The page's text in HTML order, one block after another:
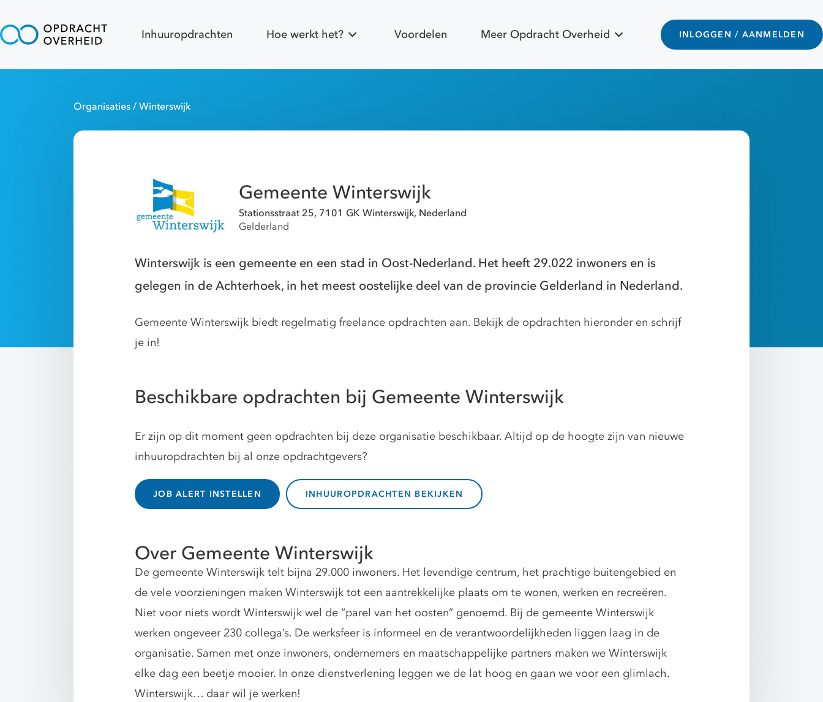
Inhuuropdrachten Hoe werkt het? Voordelen Meer Opdracht Overheid INLOGGEN / AANMELDEN
Organisaties/ Winterswijk
Gemeente Winterswijk
Stationsstraat 25, 7101 GK Winterswijk, Nederland
Gelderland
Winterswijk is een gemeente en een stad in Oost-Nederland. Het heeft 29.022 inwoners en is
gelegen in de Achterhoek, in het meest oostelijke deel van de provincie Gelderland in Nederland.
Gemeente Winterswijk biedt regelmatig freelance opdrachten aan. Bekijk de opdrachten hieronder en schrijf
je in!
Beschikbare opdrachten bij Gemeente Winterswijk
Er zijn op dit moment geen opdrachten bij deze organisatie beschikbaar. Altijd op de hoogte zijn van nieuwe
inhuuropdrachten bij al onze opdrachtgevers?
JOB ALERT INSTELLEN INHUUROPDRACHTEN BEKIJKEN
Over Gemeente Winterswijk
De gemeente Winterswijk telt bijna 29.000 inwoners. Het levendige centrum, het prachtige buitengebied en
de vele voorzieningen maken Winterswijk tot een aantrekkelijke plaats om te wonen, werken en recreëren.
Niet voor niets wordt Winterswijk wel de “parel van het oosten” genoemd. Bij de gemeente Winterswijk
werken ongeveer 230 collega’s. De werksfeer is informeel en de verantwoordelijkheden liggen laag in de
organisatie. Samen met onze inwoners, ondernemers en maatschappelijke partners maken we Winterswijk
elke dag een beetje mooier. In onze dienstverlening leggen we de lat hoog en gaan we voor een glimlach.
Winterswijk… daar wil je werken!